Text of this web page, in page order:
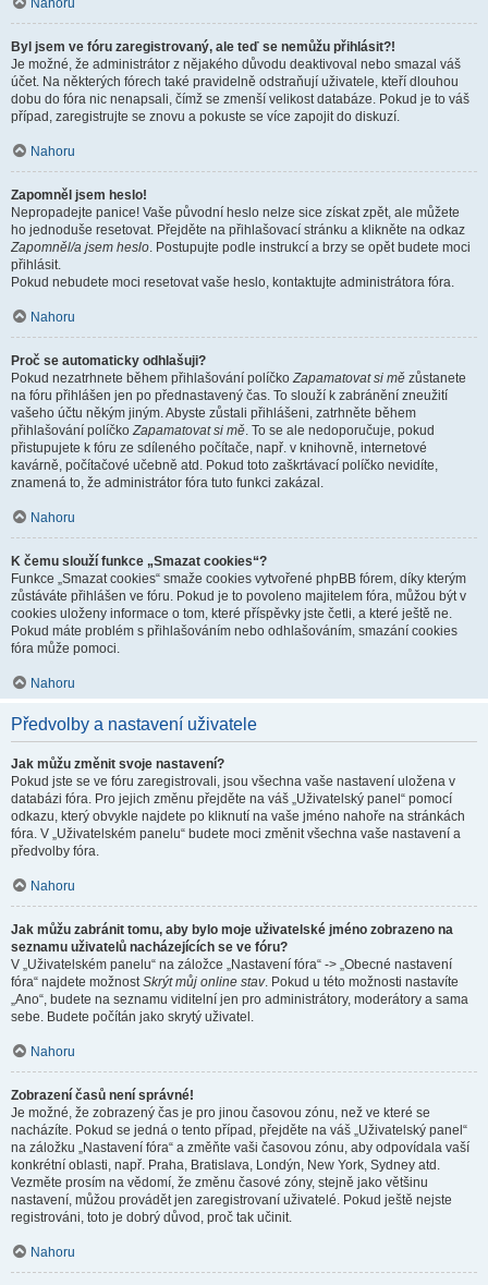
Nahoru
Byl jsem ve fóru zaregistrovaný, ale teď se nemůžu přihlásit?!
Je možné, že administrátor z nějakého důvodu deaktivoval nebo smazal váš
účet. Na některých fórech také pravidelně odstraňují uživatele, kteří dlouhou
dobu do fóra nic nenapsali, čímž se zmenší velikost databáze. Pokud je to váš
případ, zaregistrujte se znovu a pokuste se více zapojit do diskuzí.
Nahoru
Zapomněl jsem heslo!
Nepropadejte panice! Vaše původní heslo nelze sice získat zpět, ale můžete
ho jednoduše resetovat. Přejděte na přihlašovací stránku a klikněte na odkaz
Zapomněl/a jsem heslo. Postupujte podle instrukcí a brzy se opět budete moci
přihlásit.
Pokud nebudete moci resetovat vaše heslo, kontaktujte administrátora fóra.
Nahoru
Proč se automaticky odhlašuji?
Pokud nezatrhnete během přihlašování políčkoZapamatovat si mě zůstanete
na fóru přihlášen jen po přednastavený čas. To slouží k zabránění zneužití
vašeho účtu někým jiným. Abyste zůstali přihlášeni, zatrhněte během
přihlašování políčkoZapamatovat si mě. To se ale nedoporučuje, pokud
přistupujete k fóru ze sdíleného počítače, např. v knihovně, internetové
kavárně, počítačové učebně atd. Pokud toto zaškrtávací políčko nevidíte,
znamená to, že administrátor fóra tuto funkci zakázal.
Nahoru
K čemu slouží funkce „Smazat cookies“?
Funkce „Smazat cookies“ smaže cookies vytvořené phpBB fórem, díky kterým
zůstáváte přihlášen ve fóru. Pokud je to povoleno majitelem fóra, můžou být v
cookies uloženy informace o tom, které příspěvky jste četli, a které ještě ne.
Pokud máte problém s přihlašováním nebo odhlašováním, smazání cookies
fóra může pomoci.
Nahoru
Předvolby a nastavení uživatele
Jak můžu změnit svoje nastavení?
Pokud jste se ve fóru zaregistrovali, jsou všechna vaše nastavení uložena v
databázi fóra. Pro jejich změnu přejděte na váš „Uživatelský panel“ pomocí
odkazu, který obvykle najdete po kliknutí na vaše jméno nahoře na stránkách
fóra. V „Uživatelském panelu“ budete moci změnit všechna vaše nastavení a
předvolby fóra.
Nahoru
Jak můžu zabránit tomu, aby bylo moje uživatelské jméno zobrazeno na
seznamu uživatelů nacházejících se ve fóru?
V „Uživatelském panelu“ na záložce „Nastavení fóra“ -> „Obecné nastavení
fóra“ najdete možnostSkrýt můj online stav. Pokud u této možnosti nastavíte
„Ano“, budete na seznamu viditelní jen pro administrátory, moderátory a sama
sebe. Budete počítán jako skrytý uživatel.
Nahoru
Zobrazení časů není správné!
Je možné, že zobrazený čas je pro jinou časovou zónu, než ve které se
nacházíte. Pokud se jedná o tento případ, přejděte na váš „Uživatelský panel“
na záložku „Nastavení fóra“ a změňte vaši časovou zónu, aby odpovídala vaší
konkrétní oblasti, např. Praha, Bratislava, Londýn, New York, Sydney atd.
Vezměte prosím na vědomí, že změnu časové zóny, stejně jako většinu
nastavení, můžou provádět jen zaregistrovaní uživatelé. Pokud ještě nejste
registrováni, toto je dobrý důvod, proč tak učinit.
Nahoru